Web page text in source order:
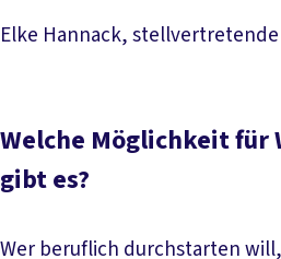
Elke Hannack,
Welche Möglichkeit
gibt es?
Wer beruflich durchstarten